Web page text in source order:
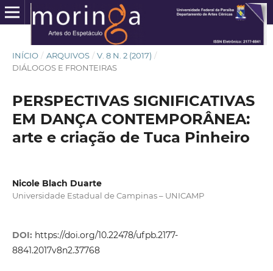
INÍCIO / ARQUIVOS / V. 8 N. 2 (2017) /
DIÁLOGOS E FRONTEIRAS
PERSPECTIVAS SIGNIFICATIVAS
EM DANÇA CONTEMPORÂNEA:
arte e criação de Tuca Pinheiro
Nicole Blach Duarte
Universidade Estadual de Campinas – UNICAMP
DOI: https://doi.org/10.22478/ufpb.2177-
8841.2017v8n2.37768